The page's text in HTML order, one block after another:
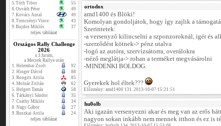
5.Tóth Tibor
55
6.Osváth Péter
49
7.Kovács Antal
49
8.Trencsényi Vince
43
9.Bujdos Miklós 37
teljes táblázat
Országos Rally Challenge
2026
a 3.futam,
a Mecsek Rallye után
1. Helembai Zsolt
92
2. Hinger Dávid
88
3. Rongits Attila
85
4. Molnár Zoltán
62
5. Helgert Tamás
58
6. Tárkányi Sándor
35
7. Csáthy Miklós
34
8. Nagy Gábor
27
9. Ruszkai Attila 24
teljes táblázat
ortodox
amd1400 és Blöki!
Komolyan gondoljátok, hogy így zajlik a
Szerintetek:
-a versenyző kilincselni a szponzoroknál, igér és
-szerződést kötnek-> pénz utalva
-logó az autóra, szervízsátorra, overálokra
-néző meglátja-> rohan a terméket megvásárolni
-MINDENKI BOLDOG.
Gyerekek hol éltek???
Előzmény: amd1400 131. 2013-10-07 15:21:51
hu0olb
Aki igazán versenyezni akar és meg van az erős
nagyon sokan inkább nem mennek itthon és ez is